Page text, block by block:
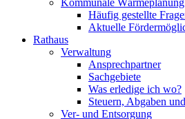
Kommunale Wärmeplanung
Häufig gestellte
Aktuelle
Rathaus
Verwaltung
Ansprechpartner
Sachgebiete
Was erledige ich wo?
Steuern, Abgaben
Ver- und Entsorgung